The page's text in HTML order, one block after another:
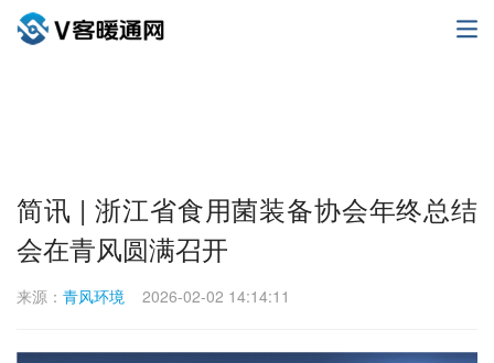
简讯 | 浙江省食用菌装备协会年终总结
会在青风圆满召开
来源： 青风环境 2026-02-02 14:14:11